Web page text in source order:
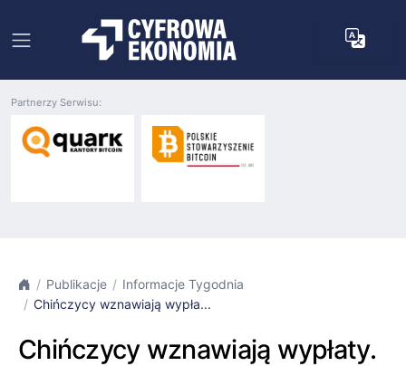
Partnerzy Serwisu:
Publikacje
Informacje Tygodnia
Chińczycy wznawiają wypła...
Chińczycy wznawiają wypłaty.